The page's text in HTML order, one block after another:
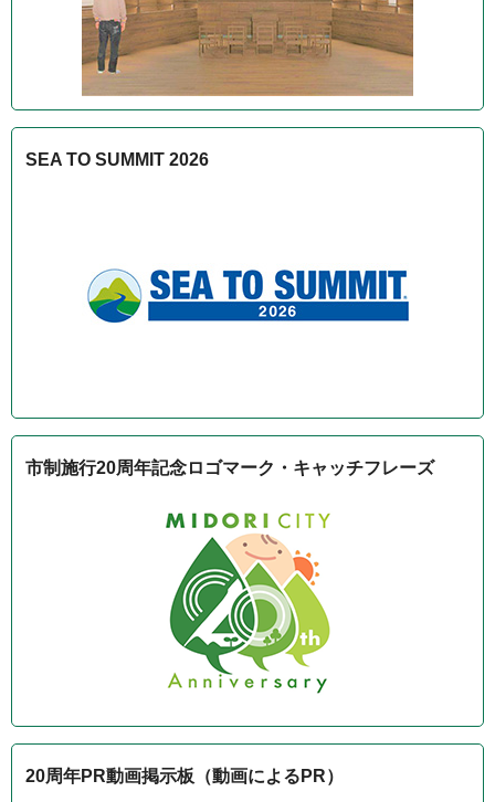
SEA TO SUMMIT 2026
市制施行20周年記念ロゴマーク・キャッチフレーズ
20周年PR動画掲示板（動画によるPR）